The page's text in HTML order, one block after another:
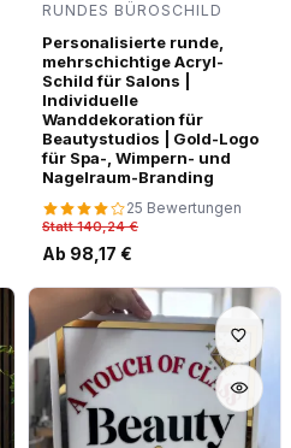
RUNDES BÜROSCHILD
Personalisierte runde,
mehrschichtige Acryl-
Schild für Salons |
Individuelle
Wanddekoration für
Beautystudios | Gold-Logo
für Spa-, Wimpern- und
Nagelraum-Branding
25 Bewertungen
Statt 140,24 €
Ab 98,17 €